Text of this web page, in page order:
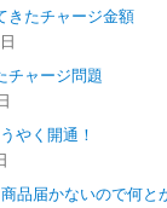
きたチャージ金額
チャージ問題
やく開通！
商品届かないので何と